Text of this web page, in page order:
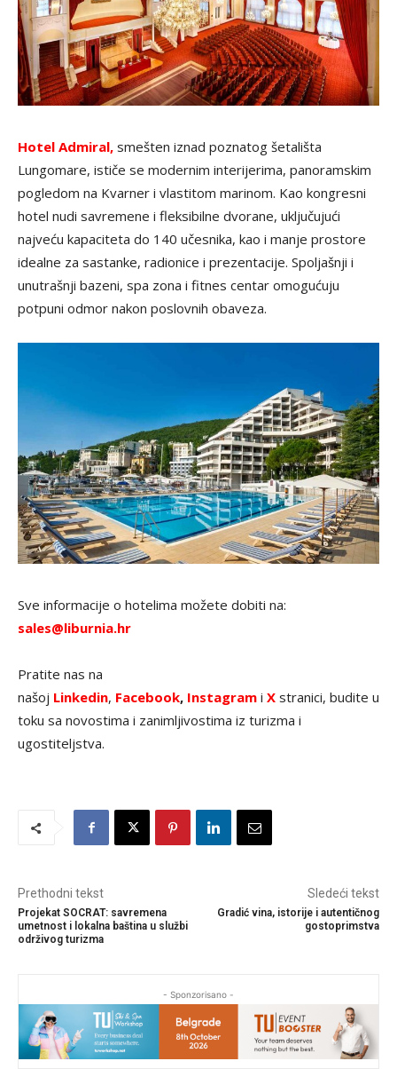
Hotel Admiral, smešten iznad poznatog šetališta
Lungomare, ističe se modernim interijerima, panoramskim
pogledom na Kvarner i vlastitom marinom. Kao kongresni
hotel nudi savremene i fleksibilne dvorane, uključujući
najveću kapaciteta do 140 učesnika, kao i manje prostore
idealne za sastanke, radionice i prezentacije. Spoljašnji i
unutrašnji bazeni, spa zona i fitnes centar omogućuju
potpuni odmor nakon poslovnih obaveza.
Sve informacije o hotelima možete dobiti na:
sales@liburnia.hr
Pratite nas na
našoj Linkedin, Facebook, Instagram i X stranici, budite u
toku sa novostima i zanimljivostima iz turizma i
ugostiteljstva.
Prethodni tekst
Projekat SOCRAT: savremena
umetnost i lokalna baština u službi
održivog turizma
Sledeći tekst
Gradić vina, istorije i autentičnog
gostoprimstva
- Sponzorisano -